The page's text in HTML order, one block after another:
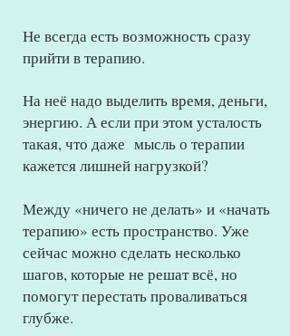
Не всегда есть возможность сразу
прийти в терапию.
На неё надо выделить время, деньги,
энергию. А если при этом усталость
такая, что даже мысль о терапии
кажется лишней нагрузкой?
Между «ничего не делать» и «начать
терапию» есть пространство. Уже
сейчас можно сделать несколько
шагов, которые не решат всё, но
помогут перестать проваливаться
глубже.